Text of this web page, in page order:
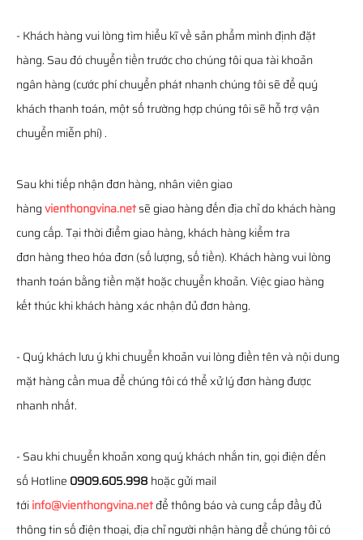
- Khách hàng vui lòng tìm hiểu kĩ về sản phẩm mình định đặt
hàng. Sau đó chuyển tiền trước cho chúng tôi qua tài khoản
ngân hàng (cước phí chuyển phát nhanh chúng tôi sẽ để quý
khách thanh toán, một số trường hợp chúng tôi sẽ hỗ trợ vận
chuyển miễn phí) .
Sau khi tiếp nhận đơn hàng, nhân viên giao
hàngvienthongvina.netsẽ giao hàng đến địa chỉ do khách hàng
cung cấp. Tại thời điểm giao hàng, khách hàng kiểm tra
đơn hàng theo hóa đơn (số lượng, số tiền). Khách hàng vui lòng
thanh toán bằng tiền mặt hoặc chuyển khoản. Việc giao hàng
kết thúc khi khách hàng xác nhận đủ đơn hàng.
- Quý khách lưu ý khi chuyển khoản vui lòng điền tên và nội dung
mặt hàng cần mua để chúng tôi có thể xử lý đơn hàng được
nhanh nhất.
- Sau khi chuyển khoản xong quý khách nhắn tin, gọi điện đến
số Hotline 0909.605.998 hoặc gửi mail
tớiinfo@vienthongvina.netđể thông báo và cung cấp đầy đủ
thông tin số điện thoại, địa chỉ người nhận hàng để chúng tôi có